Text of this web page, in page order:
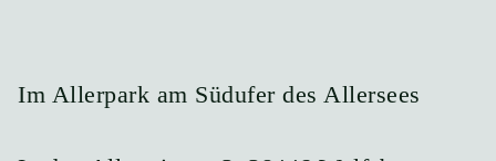
Im Allerpark am Südufer des Allersees